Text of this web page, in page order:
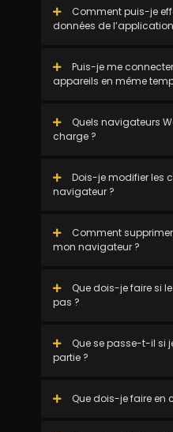
Comment puis-je
données de
Puis-je me
appareils en même
Quels navigateurs
charge ?
Dois-je modifier les
navigateur ?
Comment
mon navigateur ?
Que dois-je faire si
pas ?
Que se passe-t-il si
partie ?
Que dois-je faire en